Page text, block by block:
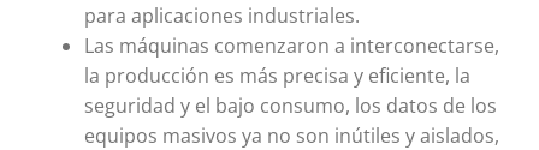
para aplicaciones industriales.
Las máquinas comenzaron a interconectarse,
la producción es más precisa y eficiente, la
seguridad y el bajo consumo, los datos de los
equipos masivos ya no son inútiles y aislados,